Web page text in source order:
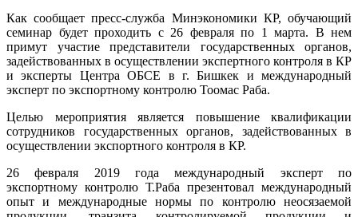
Как сообщает пресс-служба Минэкономики КР, обучающий
семинар будет проходить с 26 февраля по 1 марта. В нем
примут участие представители государственных органов,
задействованных в осуществлении экспертного контроля в КР
и эксперты Центра ОБСЕ в г. Бишкек и международный
эксперт по экспортному контролю Тоомас Раба.
Целью мероприятия является повышение квалификации
сотрудников государственных органов, задействованных в
осуществлении экспортного контроля в КР.
26 февраля 2019 года международный эксперт по
экспортному контролю Т.Раба презентовал международный
опыт и международные нормы по контролю неосязаемой